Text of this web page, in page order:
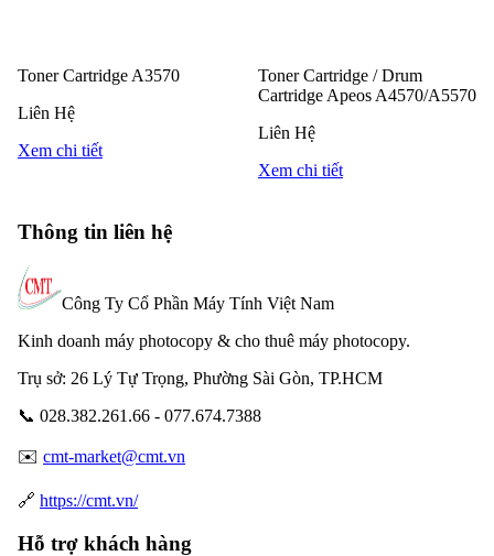
Toner Cartridge A3570
Liên Hệ
Xem chi tiết
Toner Cartridge / Drum
Cartridge Apeos A4570/A5570
Liên Hệ
Xem chi tiết
Thông tin liên hệ
Công Ty Cổ Phần Máy Tính Việt Nam
Kinh doanh máy photocopy & cho thuê máy photocopy.
Trụ sở: 26 Lý Tự Trọng, Phường Sài Gòn, TP.HCM
📞 028.382.261.66 - 077.674.7388
✉️ cmt-market@cmt.vn
🔗 https://cmt.vn/
Hỗ trợ khách hàng